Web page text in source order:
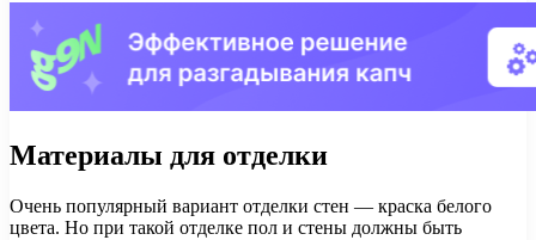
Материалы для отделки
Очень популярный вариант отделки стен — краска белого
цвета. Но при такой отделке пол и стены должны быть